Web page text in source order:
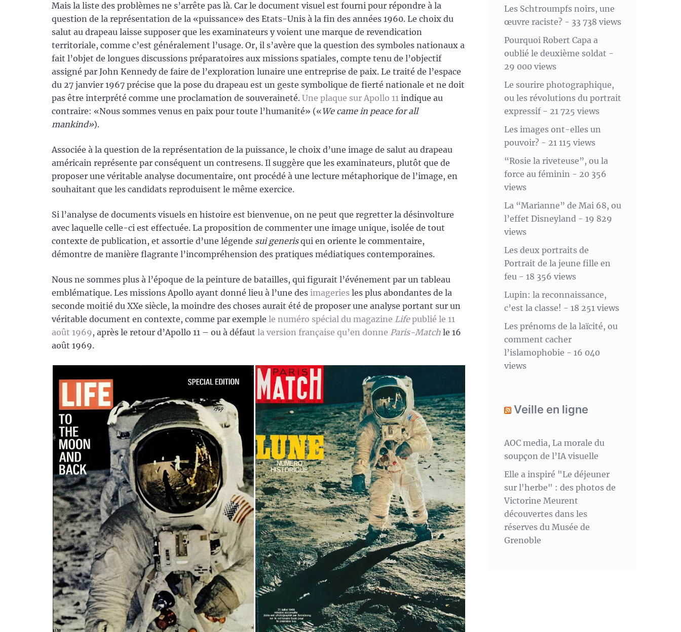
Mais la liste des problèmes ne s’arrête pas là. Car le document visuel est fourni pour répondre à la
question de la représentation de la «puissance» des Etats-Unis à la fin des années 1960. Le choix du
salut au drapeau laisse supposer que les examinateurs y voient une marque de revendication
territoriale, comme c’est généralement l’usage. Or, il s’avère que la question des symboles nationaux a
fait l’objet de longues discussions préparatoires aux missions spatiales, compte tenu de l’objectif
assigné par John Kennedy de faire de l’exploration lunaire une entreprise de paix. Le traité de l’espace
du 27 janvier 1967 précise que la pose du drapeau est un geste symbolique de fierté nationale et ne doit
pas être interprété comme une proclamation de souveraineté. Une plaque sur Apollo 11 indique au
contraire: «Nous sommes venus en paix pour toute l’humanité» («We came in peace for all
mankind»).
Associée à la question de la représentation de la puissance, le choix d’une image de salut au drapeau
américain représente par conséquent un contresens. Il suggère que les examinateurs, plutôt que de
proposer une véritable analyse documentaire, ont procédé à une lecture métaphorique de l’image, en
souhaitant que les candidats reproduisent le même exercice.
Si l’analyse de documents visuels en histoire est bienvenue, on ne peut que regretter la désinvolture
avec laquelle celle-ci est effectuée. La proposition de commenter une image unique, isolée de tout
contexte de publication, et assortie d’une légende sui generisqui en oriente le commentaire,
démontre de manière flagrante l’incompréhension des pratiques médiatiques contemporaines.
Nous ne sommes plus à l’époque de la peinture de batailles, qui figurait l’événement par un tableau
emblématique. Les missions Apollo ayant donné lieu à l’une des imageries les plus abondantes de la
seconde moitié du XXe siècle, la moindre des choses aurait été de proposer une analyse portant sur un
véritable document en contexte, comme par exemple le numéro spécial du magazine Lifepublié le 11
août 1969, après le retour d’Apollo 11 – ou à défaut la version française qu’en donne Paris-Match le 16
août 1969.
Les Schtroumpfs noirs, une
œuvre raciste?- 33 738 views
Pourquoi Robert Capa a
oublié le deuxième soldat -
29 000 views
Le sourire photographique,
ou les révolutions du portrait
expressif- 21 725 views
Les images ont-elles un
pouvoir?- 21 115 views
“Rosie la riveteuse”, ou la
force au féminin - 20 356
views
La “Marianne” de Mai 68, ou
l’effet Disneyland - 19 829
views
Les deux portraits de
Portrait de la jeune fille en
feu - 18 356 views
Lupin: la reconnaissance,
c’est la classe! - 18 251 views
Les prénoms de la laïcité, ou
comment cacher
l’islamophobie - 16 040
views
Veille en ligne
AOC media, La morale du
soupçon de l’IA visuelle
Elle a inspiré "Le déjeuner
sur l'herbe" : des photos de
Victorine Meurent
découvertes dans les
réserves du Musée de
Grenoble